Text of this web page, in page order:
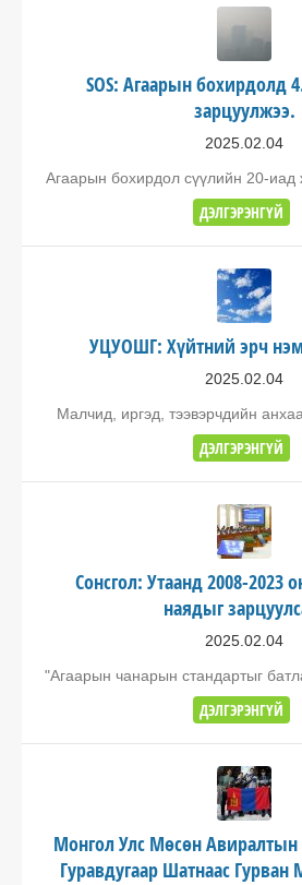
SOS: Агаарын бохирдолд
зарцуулжээ.
2025.02.04
Агаарын бохирдол сүүлийн 20-иад
ДЭЛГЭРЭНГҮЙ
УЦУОШГ: Хүйтний эрч
2025.02.04
Малчид, иргэд, тээвэрчдийн
ДЭЛГЭРЭНГҮЙ
Сонсгол: Утаанд 2008-2023
наядыг
2025.02.04
"Агаарын чанарын стандартыг
ДЭЛГЭРЭНГҮЙ
Монгол Улс Мөсөн
Гуравдугаар Шатнаас Гурван